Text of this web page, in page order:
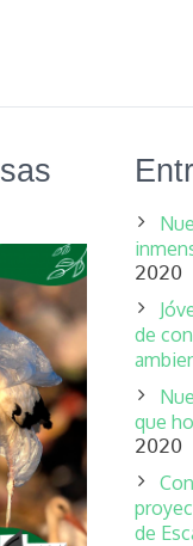
2020
de
que
2020
de